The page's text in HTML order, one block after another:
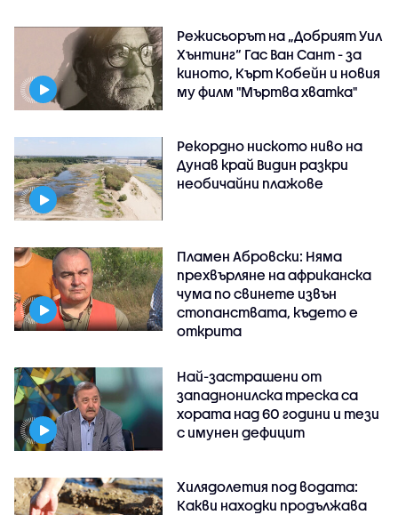
Режисьорът на „Добрият Уил
Хънтинг“ Гас Ван Сант - за
киното, Кърт Кобейн и новия
му филм "Мъртва хватка"
Рекордно ниското ниво на
Дунав край Видин разкри
необичайни плажове
Пламен Абровски: Няма
прехвърляне на африканска
чума по свинете извън
стопанствата, където е
открита
Най-застрашени от
западнонилска треска са
хората над 60 години и тези
с имунен дефицит
Хилядолетия под водата:
Какви находки продължава